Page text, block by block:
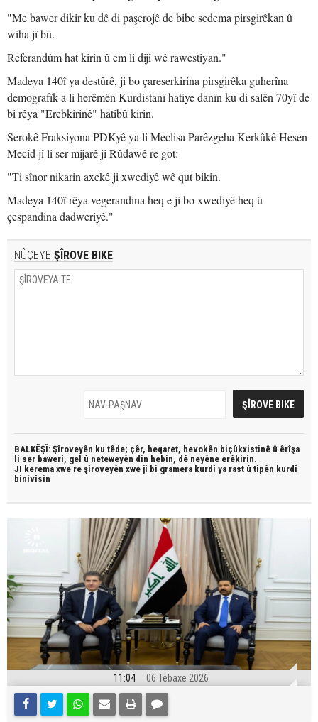
"Me bawer dikir ku dê di paşerojê de bibe sedema pirsgirêkan û
wiha jî bû.
Referandûm hat kirin û em li dijî wê rawestiyan."
Madeya 140î ya destûrê, ji bo çareserkirina pirsgirêka guherîna
demografîk a li herêmên Kurdistanî hatiye danîn ku di salên 70yî de
bi rêya "Erebkirinê" hatibû kirin.
Serokê Fraksiyona PDKyê ya li Meclisa Parêzgeha Kerkûkê Hesen
Mecîd jî li ser mijarê ji Rûdawê re got:
"Ti sînor nikarin axekê ji xwediyê wê qut bikin.
Madeya 140î rêya vegerandina heq e ji bo xwediyê heq û
çespandina dadweriyê."
NÛÇEYE ŞÎROVE BIKE
BALKÊŞÎ: Şîroveyên ku têde; çêr, heqaret, hevokên biçûkxistinê û êrîşa
li ser bawerî, gel û neteweyên din hebin, dê neyêne erêkirin.
JI kerema xwe re şîroveyên xwe jî bi gramera kurdî ya rast û tîpên kurdî
binivîsin
11:04 06 Tebaxe 2026